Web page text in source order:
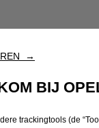
→
BIJ
trackingtools (de